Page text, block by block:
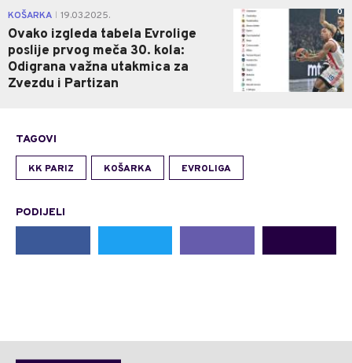
KOŠARKA 19.03.2025.
Ovako izgleda tabela Evrolige
poslije prvog meča 30. kola:
Odigrana važna utakmica za
Zvezdu i Partizan
0
TAGOVI
KK PARIZ KOŠARKA EVROLIGA
PODIJELI